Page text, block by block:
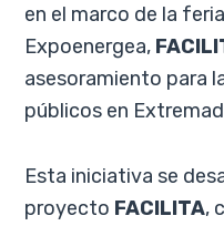
en el marco de la feria
Expoenergea,
asesoramiento para
públicos en
Esta iniciativa se
proyecto FACILITA,